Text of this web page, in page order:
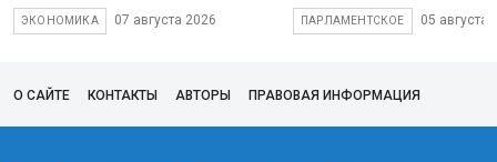
ЭКОНОМИКА 07 августа 2026 ПАРЛАМЕНТСКОЕ 05 августа
О САЙТЕ КОНТАКТЫ АВТОРЫ ПРАВОВАЯ ИНФОРМАЦИЯ